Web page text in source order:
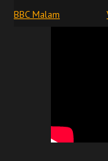
BBC Malam